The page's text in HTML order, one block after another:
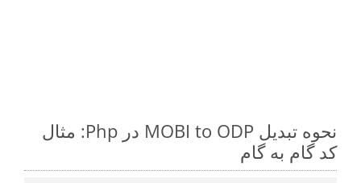
نحوه تبدیل MOBI to ODP در Php: مثال
کد گام به گام